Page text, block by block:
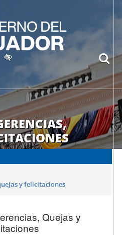
SRI
SRI en YouTube
página de
página de
Activar/quitar contraste
y felicitaciones
Quejas y